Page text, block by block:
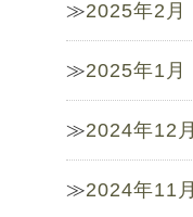
2025年2月
2025年1月
2024年12月
2024年11月